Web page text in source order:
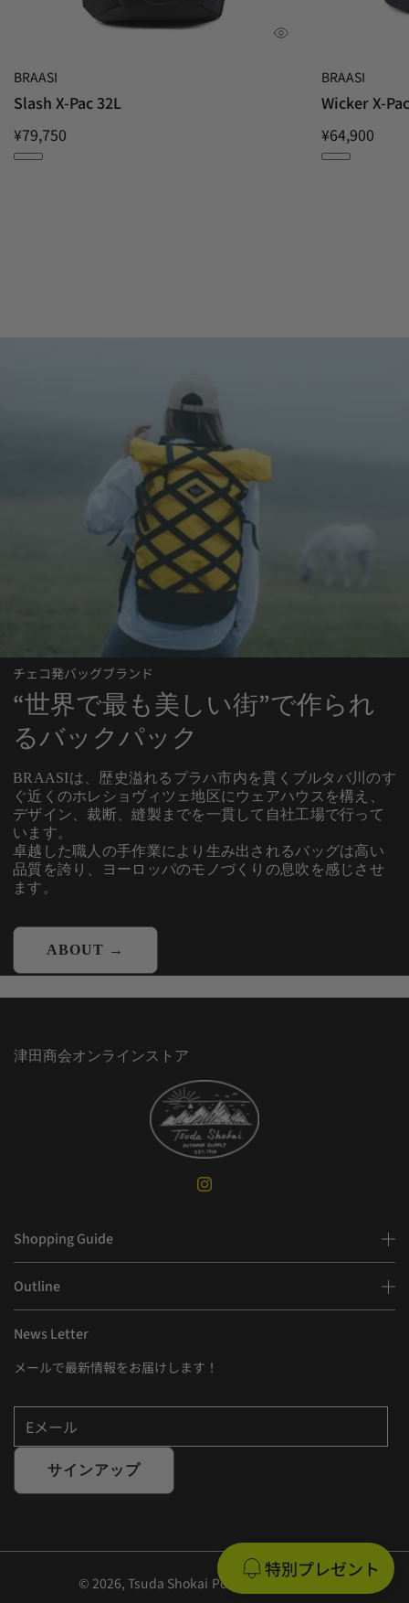
特別プレゼント
BRAASI
Slash X-Pac 32L
¥79,750
BRAASI
Wicker X-
¥64,900
チェコ発バッグブランド
“世界で最も美しい街”で作られ
るバックパック
BRAASIは、歴史溢れるプラハ市内を貫くブルタバ川のす
ぐ近くのホレショヴィツェ地区にウェアハウスを構え、
デザイン、裁断、縫製までを一貫して自社工場で行って
います。
卓越した職人の手作業により生み出されるバッグは高い
品質を誇り、ヨーロッパのモノづくりの息吹を感じさせ
ます。
ABOUT →
津田商会オンラインストア
Shopping Guide
Outline
News Letter
メールで最新情報をお届けします！
Eメール
サインアップ
© 2026, Tsuda Shokai Powered by Shopify